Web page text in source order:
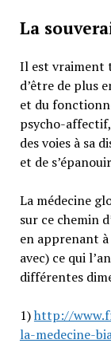
La
Il est vraiment
d’être de plus
et du
psycho-
des voies à sa
et de
La médecine
sur ce chemin
en apprenant
avec) ce qui
différentes
1)http://
la-medecine-